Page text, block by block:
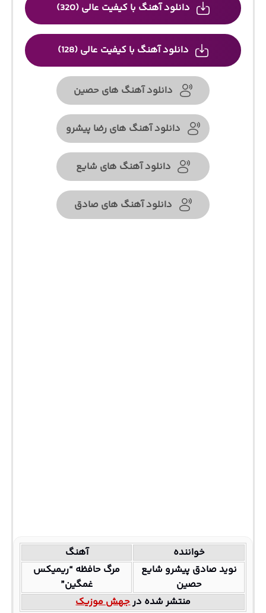
دانلود آهنگ با کیفیت عالی (320)
دانلود آهنگ با کیفیت عالی (128)
دانلود آهنگ های حصین
دانلود آهنگ های رضا پیشرو
دانلود آهنگ های شایع
دانلود آهنگ های صادق
خواننده
آهنگ
نوید صادق پیشرو شایع
حصین
مرگ حافظه “ریمیکس
غمگین”
منتشر شده درجهش موزیک